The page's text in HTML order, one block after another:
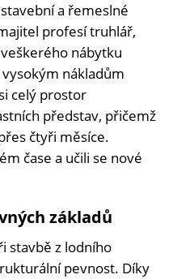
a řemeslné
profesí truhlář,
nábytku
nákladům
celý prostor
představ, přičemž
čtyři měsíce.
čase a učili se nové
základů
stavbě z lodního
pevnost. Díky